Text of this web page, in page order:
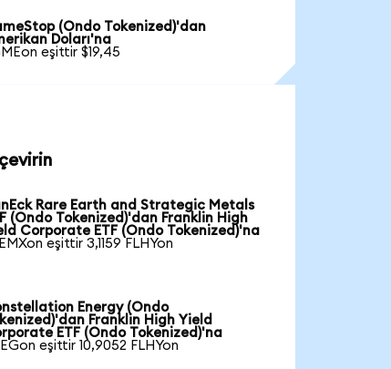
(Ondo Tokenized)'dan
Doları'na
eşittir $19,45
Rare Earth and Strategic Metals
(Ondo Tokenized)'dan Franklin High
Corporate ETF (Ondo Tokenized)'na
eşittir 3,1159 FLHYon
Energy (Ondo
Franklin High Yield
ETF (Ondo Tokenized)'na
eşittir 10,9052 FLHYon